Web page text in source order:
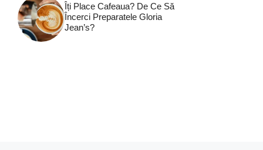
Îți Place Cafeaua? De Ce Să
Încerci Preparatele Gloria
Jean’s?